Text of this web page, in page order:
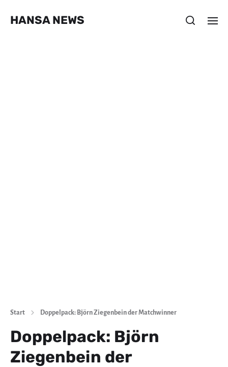
HANSA NEWS
Start Doppelpack: Björn Ziegenbein der Matchwinner
Doppelpack: Björn
Ziegenbein der